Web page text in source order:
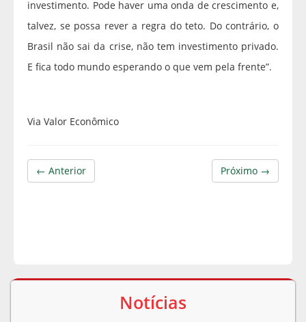
investimento. Pode haver uma onda de crescimento e,
talvez, se possa rever a regra do teto. Do contrário, o
Brasil não sai da crise, não tem investimento privado.
E fica todo mundo esperando o que vem pela frente”.
Via Valor Econômico
Próximo →
← Anterior
Notícias